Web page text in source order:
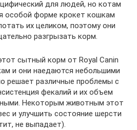
для людей, но котам
особой форме крокет кошкам
их целиком, поэтому они
разгрызать корм.
сытный корм от Royal Canin
и они наедаются небольшими
решает различные проблемы с
фекалий и их объем
Некоторым животным этот
и улучшить состояние шерсти
не выпадает).